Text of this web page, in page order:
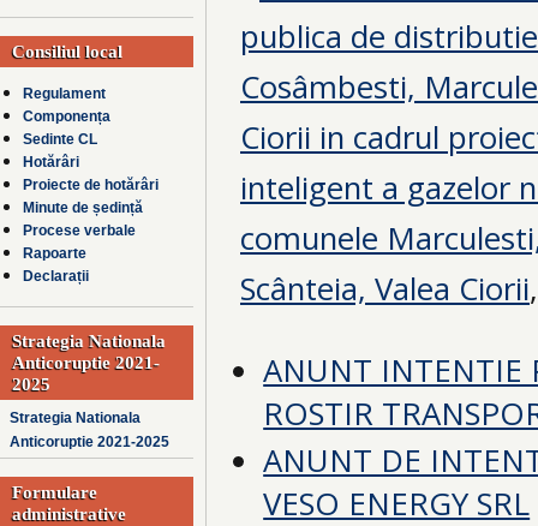
Consiliul local
Regulament
Componența
Sedinte CL
Hotărâri
Proiecte de hotărâri
Minute de ședință
Procese verbale
Rapoarte
Declarații
Strategia Nationala
Anticoruptie 2021-
2025
Strategia Nationala
Anticoruptie 2021-2025
Formulare
administrative
publica de
Cosâmbesti,
Ciorii in cadrul
inteligent a gazelor
comunele
Scânteia, Valea Ciorii
ANUNT INTENTIE
ROSTIR
ANUNT DE
VESO ENERGY SRL